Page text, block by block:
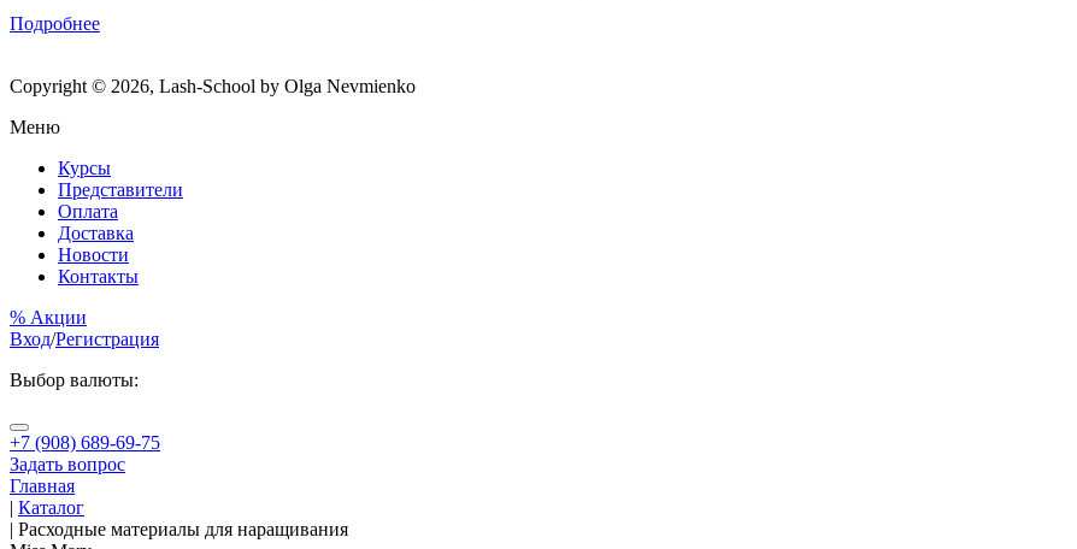
Подробнее
Copyright © 2026, Lash-School by Olga Nevmienko
Меню
Курсы
Представители
Оплата
Доставка
Новости
Контакты
% Акции
Вход/Регистрация
Выбор валюты:
+7 (908) 689-69-75
Задать вопрос
Главная
| Каталог
| Расходные материалы для наращивания